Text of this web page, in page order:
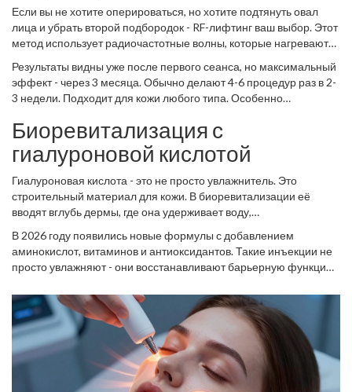
Если вы не хотите оперироваться, но хотите подтянуть овал
лица и убрать второй подбородок - RF-лифтинг ваш выбор. Этот
метод использует радиочастотные волны, которые нагревают
стимулирует выработку коллагена, а через 3-6 месяцев кожа
становится упругой, как будто её подтянули изнутри.
Результаты видны уже после первого сеанса, но максимальный
эффект - через 3 месяца. Обычно делают 4-6 процедур раз в 2-
3 недели. Подходит для кожи любого типа. Особенно
области щёк, подбородка, шеи. Не требует перерыва в работе.
Можно вернуться домой сразу после сеанса. Главное - не
путать с ультразвуковым лифтингом. RF работает глубже и
дольше.
Биоревитализация с
гиалуроновой кислотой
Гиалуроновая кислота - это не просто увлажнитель. Это
строительный материал для кожи. В биоревитализации её
вводят вглубь дермы, где она удерживает воду,
обновлению. Отлично помогает при сухости, обезвоженности,
тусклости, даже при лёгкой пигментации.
В 2026 году появились новые формулы с добавлением
аминокислот, витаминов и антиоксидантов. Такие инъекции не
просто увлажняют - они восстанавливают барьерную функцию
держится 6-9 месяцев. Особенно хорош для людей 30-45 лет, у
которых кожа стала «сухой», но ещё не обвисла. Не заменяет
лифтинг, но делает его результат лучше.